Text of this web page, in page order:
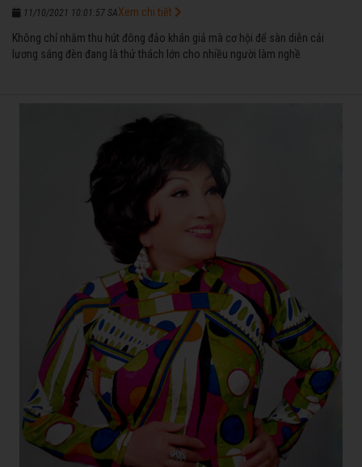
11/10/2021 10:01:57 SA
Không chỉ nhằm thu hút đông đảo khán giả mà cơ hội để sàn diễn cải
lương sáng đèn đang là thử thách lớn cho nhiều người làm nghề
Xem chi tiết